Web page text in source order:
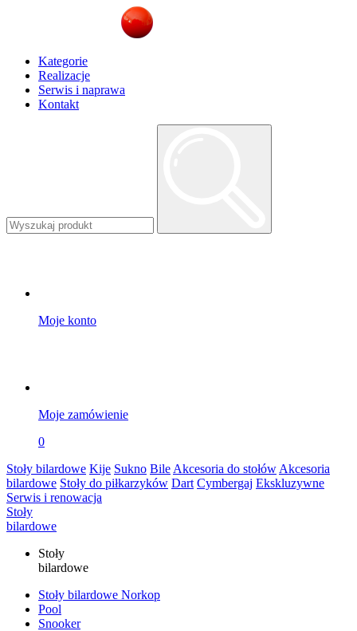
Kategorie
Realizacje
Serwis i naprawa
Kontakt
Moje konto
Moje zamówienie
0
Stoły bilardowe Kije Sukno Bile Akcesoria do stołów Akcesoria
bilardowe Stoły do piłkarzyków Dart Cymbergaj Ekskluzywne
Serwis i renowacja
Stoły
bilardowe
Stoły
bilardowe
Stoły bilardowe Norkop
Pool
Snooker